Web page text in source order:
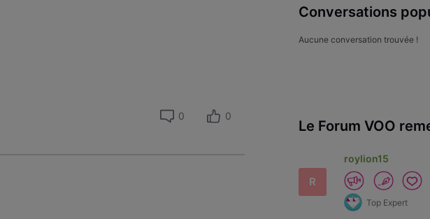
0 0
Conversations
Aucune conversation trouvée !
Le Forum VOO
R
roylion15
Top Expert